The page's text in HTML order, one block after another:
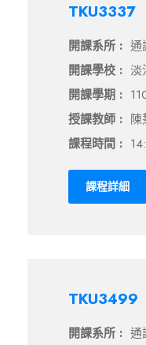
TKU3337
開課系所 : 通
開課學校 : 淡
開課學期 :
授課教師 : 陳
課程時間 :
課程詳細
TKU3499
開課系所 : 通